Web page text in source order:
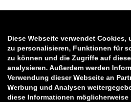
Diese Webseite verwendet Cookies,
zu personalisieren, Funktionen für
zu können und die Zugriffe auf
analysieren. Außerdem werden
Verwendung dieser Webseite an
Werbung und Analysen
diese Informationen möglicherweise